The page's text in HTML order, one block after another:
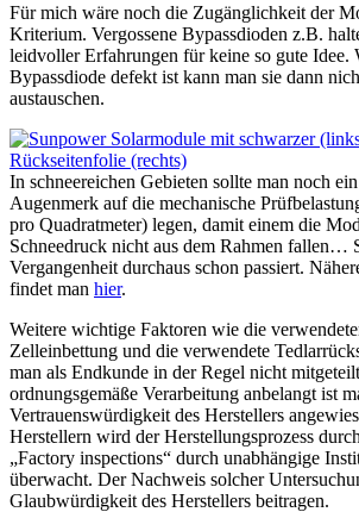
Für mich wäre noch die Zugänglichkeit der
Kriterium. Vergossene Bypassdioden z.B.
leidvoller Erfahrungen für keine so gute Idee.
Bypassdiode defekt ist kann man sie dann
austauschen.
In schneereichen Gebieten sollte man noch
Augenmerk auf die mechanische
pro Quadratmeter) legen, damit einem die
Schneedruck nicht aus dem Rahmen fallen…
Vergangenheit durchaus schon passiert.
findet man hier.
Weitere wichtige Faktoren wie die
Zelleinbettung und die verwendete
man als Endkunde in der Regel nicht
ordnungsgemäße Verarbeitung anbelangt ist
Vertrauenswürdigkeit des Herstellers
Herstellern wird der Herstellungsprozess
„Factory inspections“ durch unabhängige
überwacht. Der Nachweis solcher
Glaubwürdigkeit des Herstellers beitragen.